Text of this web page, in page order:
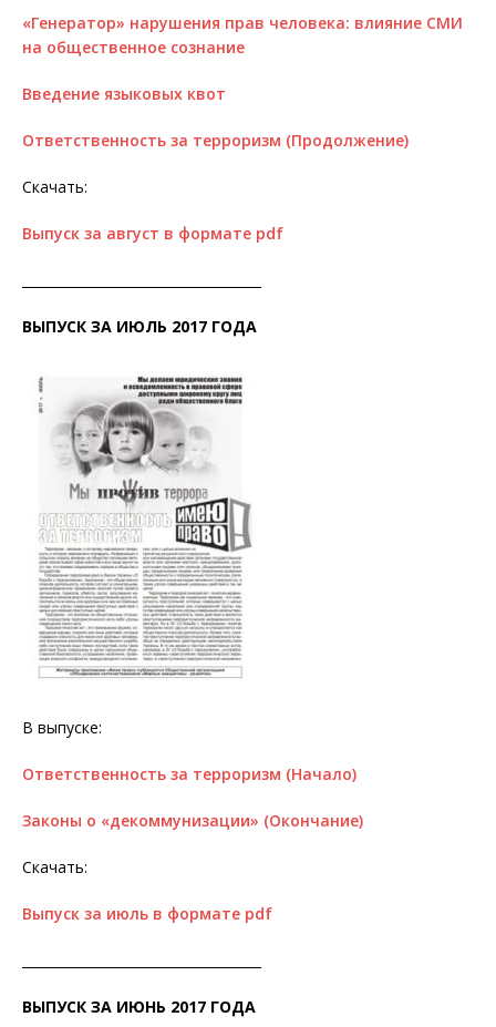
«Генератор» нарушения прав человека: влияние СМИ
на общественное сознание
Введение языковых квот
Ответственность за терроризм (Продолжение)
Скачать:
Выпуск за август в формате pdf
ВЫПУСК ЗА ИЮЛЬ 2017 ГОДА
В выпуске:
Ответственность за терроризм (Начало)
Законы о «декоммунизации» (Окончание)
Скачать:
Выпуск за июль в формате pdf
ВЫПУСК ЗА ИЮНЬ 2017 ГОДА